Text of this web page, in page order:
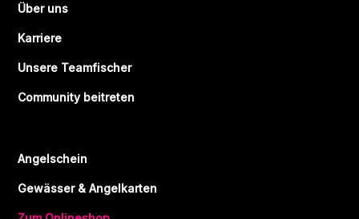
Über uns
Karriere
Unsere Teamfischer
Community beitreten
Angelschein
Gewässer & Angelkarten